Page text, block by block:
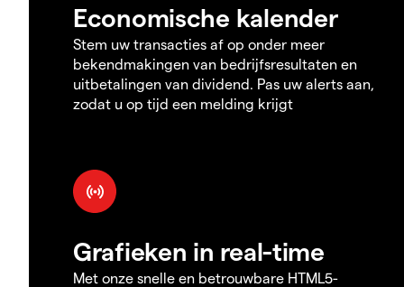
Economische kalender
Stem uw transacties af op onder meer
bekendmakingen van bedrijfsresultaten en
uitbetalingen van dividend. Pas uw alerts aan,
zodat u op tijd een melding krijgt
Grafieken in real-time
Met onze snelle en betrouwbare HTML5-